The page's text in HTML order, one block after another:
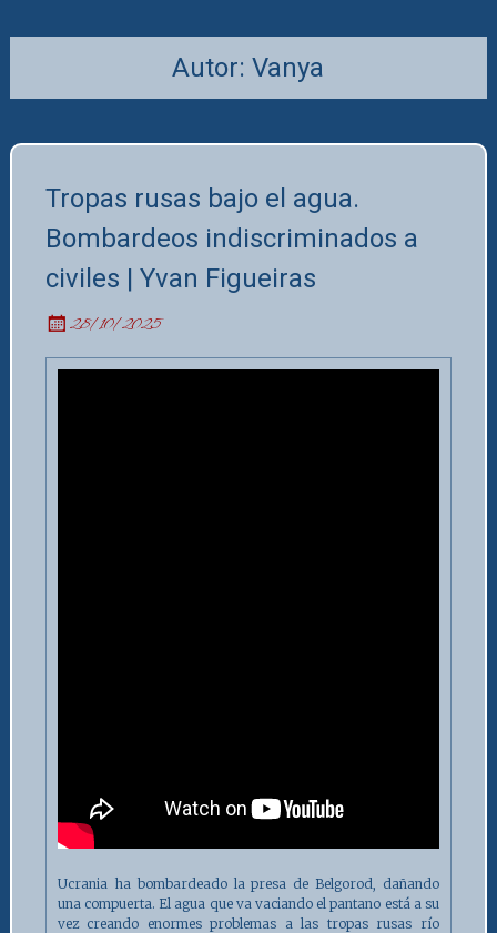
Autor:Vanya
Tropas rusas bajo el agua.
Bombardeos indiscriminados a
civiles | Yvan Figueiras
28/10/2025
Ucrania ha bombardeado la presa de Belgorod, dañando
una compuerta. El agua que va vaciando el pantano está a su
vez creando enormes problemas a las tropas rusas río